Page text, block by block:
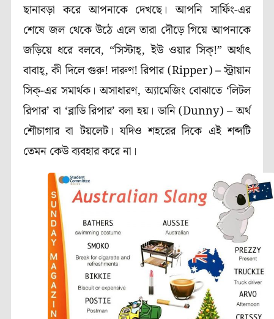
ছানাবড়া করে আপনাকে দেখছে। আপনি সার্ফিং-এর
শেষে জল থেকে উঠে এলে তারা দৌড়ে গিয়ে আপনাকে
জড়িয়ে ধরে বলবে, “সিস্টাহ্, ইউ ওয়ার সিক্!” অর্থাৎ
বাবাহ্, কী দিলে গুরু! দারুণ! রিপার (Ripper) – স্ট্রায়ান
সিক্-এর সমার্থক। অসাধারণ, অ্যামেজিং বোঝাতে ‘লিটল
রিপার’ বা ‘ব্লাডি রিপার’ বলা হয়। ডানি (Dunny) – অর্থ
শৌচাগার বা টয়লেট। যদিও শহরের দিকে এই শব্দটি
তেমন কেউ ব্যবহার করে না।